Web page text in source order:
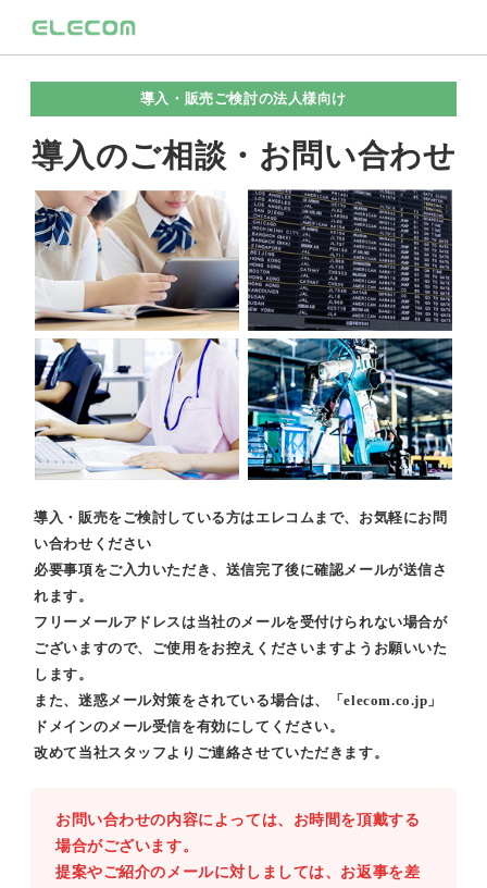
導入・販売ご検討の法人様向け
導入のご相談・お問い合わせ
導入・販売をご検討している方はエレコムまで、お気軽にお問
い合わせください
必要事項をご入力いただき、送信完了後に確認メールが送信さ
れます。
フリーメールアドレスは当社のメールを受付けられない場合が
ございますので、ご使用をお控えくださいますようお願いいた
します。
また、迷惑メール対策をされている場合は、「elecom.co.jp」
ドメインのメール受信を有効にしてください。
改めて当社スタッフよりご連絡させていただきます。
お問い合わせの内容によっては、お時間を頂戴する
場合がございます。
提案やご紹介のメールに対しましては、お返事を差